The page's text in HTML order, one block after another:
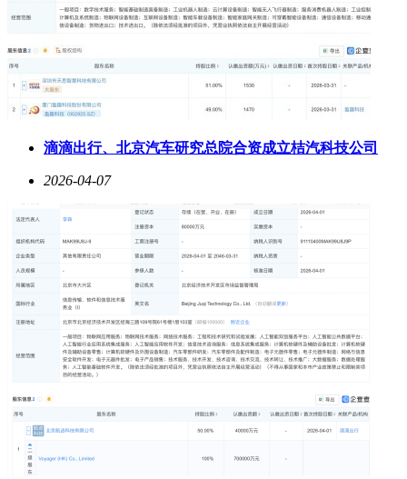
滴滴出行、北京汽车研究总院合资成立桔汽科技公司
2026-04-07